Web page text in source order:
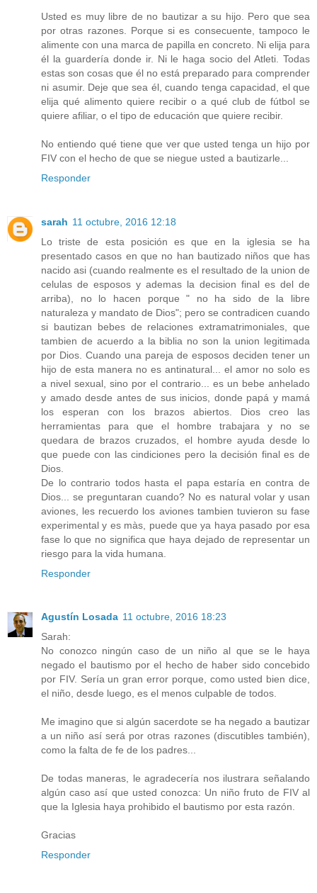
Usted es muy libre de no bautizar a su hijo. Pero que sea
por otras razones. Porque si es consecuente, tampoco le
alimente con una marca de papilla en concreto. Ni elija para
él la guardería donde ir. Ni le haga socio del Atleti. Todas
estas son cosas que él no está preparado para comprender
ni asumir. Deje que sea él, cuando tenga capacidad, el que
elija qué alimento quiere recibir o a qué club de fútbol se
quiere afiliar, o el tipo de educación que quiere recibir.
No entiendo qué tiene que ver que usted tenga un hijo por
FIV con el hecho de que se niegue usted a bautizarle...
Responder
sarah 11 octubre, 2016 12:18
Lo triste de esta posición es que en la iglesia se ha
presentado casos en que no han bautizado niños que has
nacido asi (cuando realmente es el resultado de la union de
celulas de esposos y ademas la decision final es del de
arriba), no lo hacen porque " no ha sido de la libre
naturaleza y mandato de Dios"; pero se contradicen cuando
si bautizan bebes de relaciones extramatrimoniales, que
tambien de acuerdo a la biblia no son la union legitimada
por Dios. Cuando una pareja de esposos deciden tener un
hijo de esta manera no es antinatural... el amor no solo es
a nivel sexual, sino por el contrario... es un bebe anhelado
y amado desde antes de sus inicios, donde papá y mamá
los esperan con los brazos abiertos. Dios creo las
herramientas para que el hombre trabajara y no se
quedara de brazos cruzados, el hombre ayuda desde lo
que puede con las cindiciones pero la decisión final es de
Dios.
De lo contrario todos hasta el papa estaría en contra de
Dios... se preguntaran cuando? No es natural volar y usan
aviones, les recuerdo los aviones tambien tuvieron su fase
experimental y es màs, puede que ya haya pasado por esa
fase lo que no significa que haya dejado de representar un
riesgo para la vida humana.
Responder
Agustín Losada 11 octubre, 2016 18:23
Sarah:
No conozco ningún caso de un niño al que se le haya
negado el bautismo por el hecho de haber sido concebido
por FIV. Sería un gran error porque, como usted bien dice,
el niño, desde luego, es el menos culpable de todos.
Me imagino que si algún sacerdote se ha negado a bautizar
a un niño así será por otras razones (discutibles también),
como la falta de fe de los padres...
De todas maneras, le agradecería nos ilustrara señalando
algún caso así que usted conozca: Un niño fruto de FIV al
que la Iglesia haya prohibido el bautismo por esta razón.
Gracias
Responder